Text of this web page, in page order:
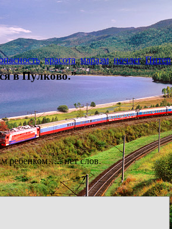
,красота,маразм,ночлег,Питер
в Пулково.”
ребенком….. нет слов.